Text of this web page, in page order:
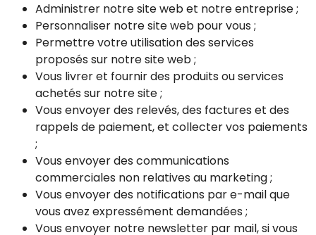
Administrer notre site web et notre entreprise ;
Personnaliser notre site web pour vous ;
Permettre votre utilisation des services
proposés sur notre site web ;
Vous livrer et fournir des produits ou services
achetés sur notre site ;
Vous envoyer des relevés, des factures et des
rappels de paiement, et collecter vos paiements
;
Vous envoyer des communications
commerciales non relatives au marketing ;
Vous envoyer des notifications par e-mail que
vous avez expressément demandées ;
Vous envoyer notre newsletter par mail, si vous